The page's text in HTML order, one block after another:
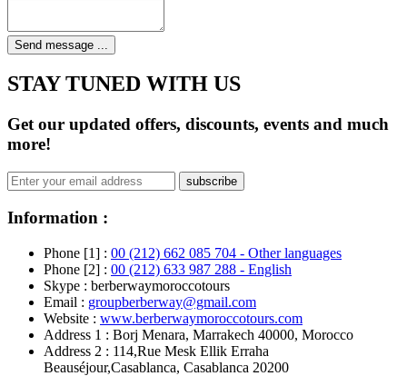
Send message ...
STAY TUNED WITH US
Get our updated offers, discounts, events and much
more!
subscribe
Information :
Phone [1] : 00 (212) 662 085 704 - Other languages
Phone [2] : 00 (212) 633 987 288 - English
Skype : berberwaymoroccotours
Email : groupberberway@gmail.com
Website : www.berberwaymoroccotours.com
Address 1 : Borj Menara, Marrakech 40000, Morocco
Address 2 : 114,Rue Mesk Ellik Erraha
Beauséjour,Casablanca, Casablanca 20200